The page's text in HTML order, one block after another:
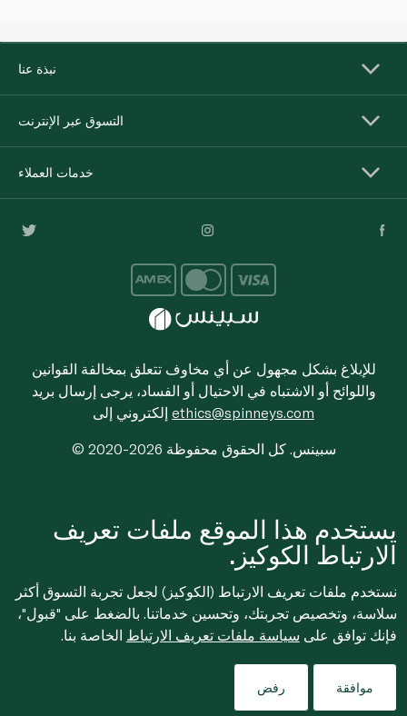
نبذة عنا
التسوق عبر الإنترنت
خدمات العملاء
للإبلاغ بشكل مجهول عن أي مخاوف تتعلق بمخالفة القوانين
واللوائح أو الاشتباه في الاحتيال أو الفساد، يرجى إرسال بريد
ethics@spinneys.com
© 2020-2026 سبينس. كل الحقوق محفوظة
يستخدم هذا الموقع ملفات تعريف
الارتباط الكوكيز.
نستخدم ملفات تعريف الارتباط (الكوكيز) لجعل تجربة التسوق أكثر
سلاسة، وتخصيص تجربتك، وتحسين خدماتنا. بالضغط على "قبول"،
فإنك توافق على سياسة ملفات تعريف الارتباط الخاصة بنا.
موافقة رفض